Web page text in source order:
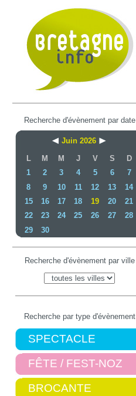
Recherche d'évènement par date
Juin 2026
L
M M J V S
D
1
2 3 4 5 6
7
8
9 10 11 12 13
14
15
16 17 18 19 20
21
22
23 24 25 26 27
28
29
30
Recherche d'évènement par ville
Recherche par type d'évènement
SPECTACLE
FÊTE / FEST-NOZ
BROCANTE